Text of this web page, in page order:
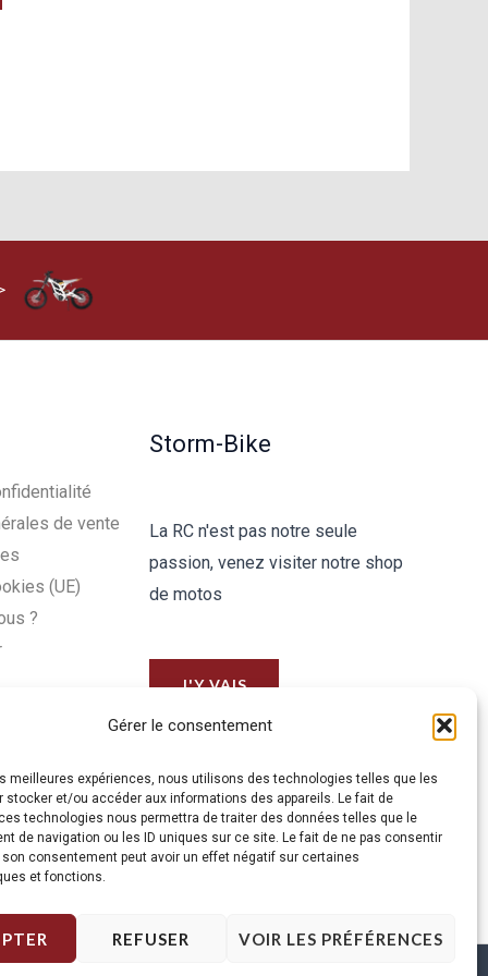
Gérer le consentement
meilleures expériences, nous utilisons des technologies telles que les
stocker et/ou accéder aux informations des appareils. Le fait de
technologies nous permettra de traiter des données telles que le
de navigation ou les ID uniques sur ce site. Le fait de ne pas consentir
son consentement peut avoir un effet négatif sur certaines
et fonctions.
REFUSER VOIR LES PRÉFÉRENCES
de vente
(UE)
?
Storm-Bike
La RC n'est pas notre seule
passion, venez visiter notre shop
de motos
J'Y VAIS